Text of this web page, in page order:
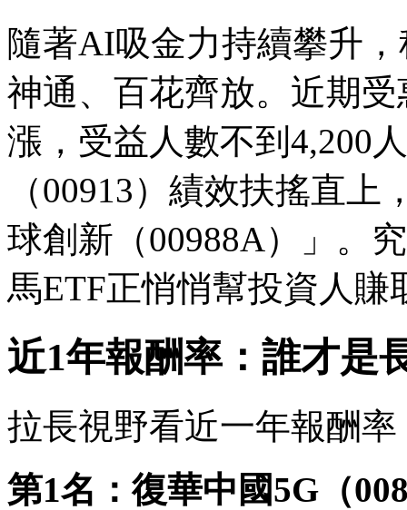
隨著AI吸金力持續攀升
神通、百花齊放。近期
漲，受益人數不到4,200
（00913）績效扶搖直
球創新（00988A）」。
馬ETF正悄悄幫投資人賺
近1年報酬率：誰才是
拉長視野看近一年報酬
第1名：復華中國5G（